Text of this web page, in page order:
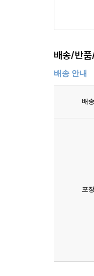
배송/반
배송 안내
배
포